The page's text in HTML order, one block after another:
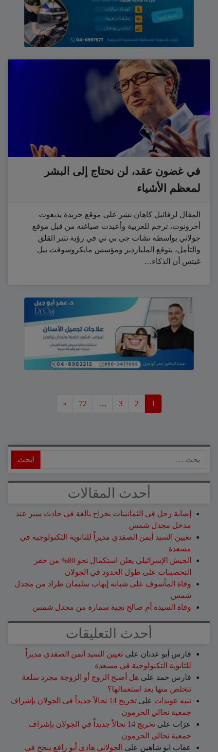
في غضون عقد، لن نحتاج إلى البشر
لمعظم الأشياء
المقال لرفائيل كاهان نشر على موقع جريدة يديعوت
أحرونوت، ترجم للعربية وأعيدت صياغته من قبل موقع
جولاني بواسطة تشات جي بي تي في رؤية تثير القلق
والتأمل، يتوقع الملياردير ومؤسس مايكروسوفت بيل
غيتس أن الذكاء…
1
2
3
…
72
»
أحدث المقالات
إصابة رجل في الثمانينات بجراح بالغة في حادث سير عند
مدخل مجدل شمس
تعيين السيد أيمن الصفدي مديراً للثانوية التكنولوجية في
مسعدة
الجيش الإسرائيلي يعلن استكمال نحو 80% من حفر
التحصينات على طول الحدود في الجولان
وفاة المأسوف على شبابه إيهاب سليمان طراد من مجدل
شمس
وفاة السيدة أم صالح نجية سمارة من مجدل شمس
أحدث التعليقات
فارس أبو عدنان على تعيين السيد أيمن الصفدي مديراً
للثانوية التكنولوجية في مسعدة
فارس حمد على هل أصبح الزوج أو الزوجة مجرد سلعة
نتخلص منها بعد استعمالها؟
نبيه عويدات على
تخريج 14 نحالاً جديداً في الجولان بإشراف
جمعية نحالي الحرمون
عزات على
تخريج 14 نحالاً جديداً في الجولان بإشراف
جمعية نحالي الحرمون
عقاب ابو شاهين على الجولاني هادي أبو رافع ينجح في